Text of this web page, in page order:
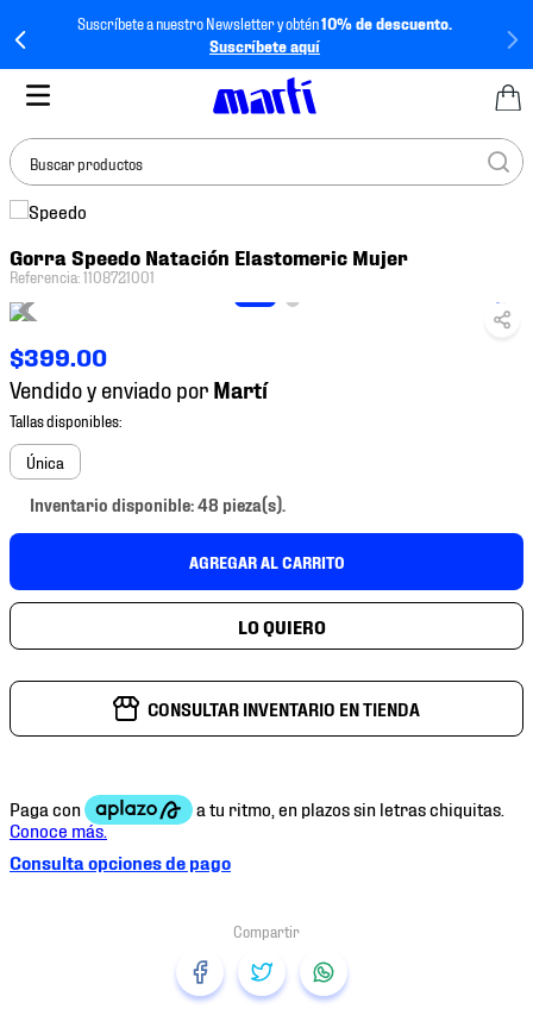
Suscríbete a nuestro Newsletter y obtén10% de descuento.
Suscríbete aquí
Buscar productos
Gorra Speedo Natación Elastomeric Mujer
Referencia:1108721001
$399.00
Vendido y enviado por
Única
Inventario disponible: 48 pieza(s).
AGREGAR AL CARRITO
CONSULTAR INVENTARIO EN TIENDA
Consulta opciones de pago
BUSCADOS
tenis
4.
tenis futbol
5.
jersey
6.
mochila
8.
chivas